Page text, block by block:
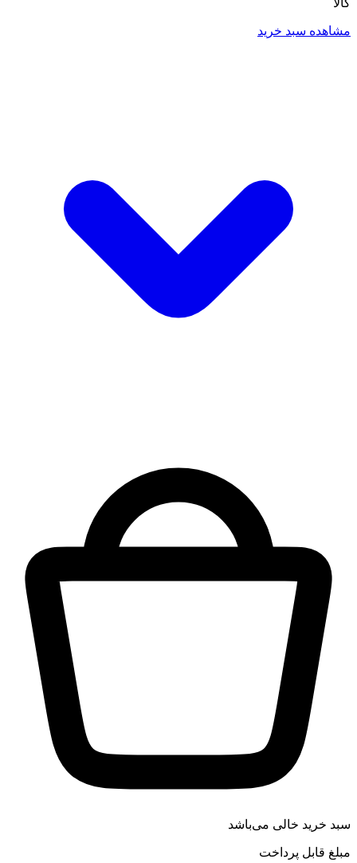
کالا
مشاهده سبد خرید
سبد خرید خالی می‌باشد
مبلغ قابل پرداخت